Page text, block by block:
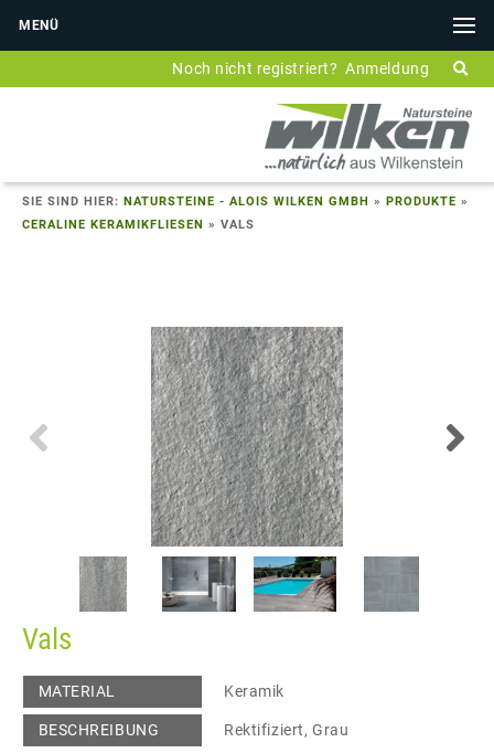
MENÜ
Anmeldung
Noch nicht registriert?
SIE SIND HIER: NATURSTEINE - ALOIS WILKEN GMBH » PRODUKTE »
CERALINE KERAMIKFLIESEN » VALS
Vals
MATERIAL Keramik
BESCHREIBUNG Rektifiziert, Grau